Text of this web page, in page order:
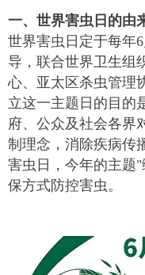
一、世界害虫日的由
世界害虫日定于每年
导，联合世界卫生组
心、亚太区杀虫管理
立这一主题日的目的
府、公众及社会各界
制理念，消除疾病传
害虫日，今年的主题
保方式防控害虫。